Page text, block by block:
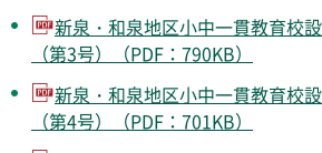
新泉・和泉地区小中一貫教育校
（第3号）（PDF：790KB）
新泉・和泉地区小中一貫教育校
（第4号）（PDF：701KB）